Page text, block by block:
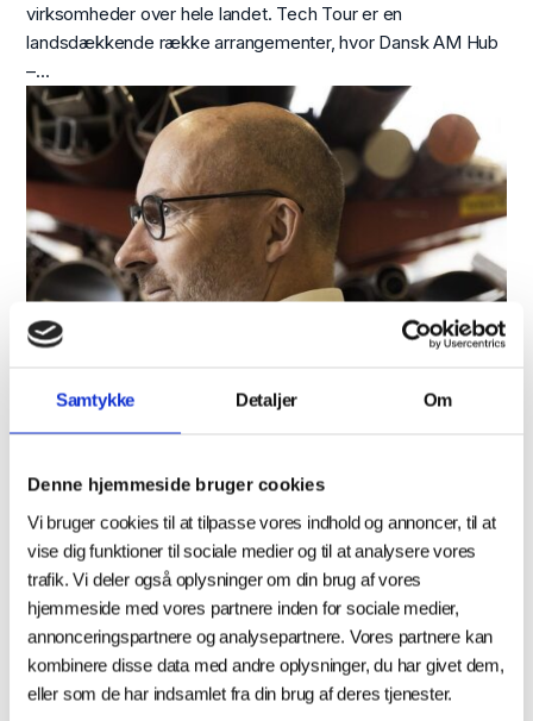
Samtykke Detaljer Om
Denne hjemmeside bruger cookies
Vi bruger cookies til at tilpasse vores indhold og annoncer, til at
vise dig funktioner til sociale medier og til at analysere vores
trafik. Vi deler også oplysninger om din brug af vores
hjemmeside med vores partnere inden for sociale medier,
annonceringspartnere og analysepartnere. Vores partnere kan
kombinere disse data med andre oplysninger, du har givet dem,
eller som de har indsamlet fra din brug af deres tjenester.
virksomheder over hele landet. Tech Tour er en
landsdækkende række arrangementer, hvor Dansk AM Hub
–...
Vi skal turde tænke nyt i
Danmarks erhvervs- og
innovationssystem
afthomas@thomasbech.dk|feb 18, 2026|Nyheder